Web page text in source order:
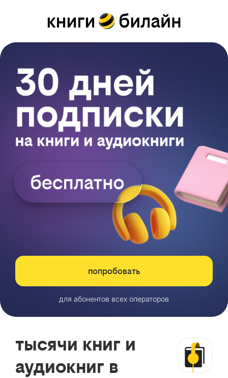
попробовать
для абонентов всех операторов
тысячи книг и
аудиокниг в